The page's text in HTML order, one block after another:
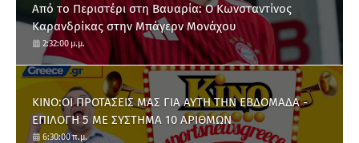
Από το Περιστέρι στη Βαυαρία: O Κωνσταντίνος
Καρανδρίκας στην Μπάγερν Μονάχου
2:32:00 μ.μ.
ΚΙΝΟ:ΟΙ ΠΡΟΤΑΣΕΙΣ ΜΑΣ ΓΙΑ ΑΥΤΗ ΤΗΝ ΕΒΔΟΜΑΔΑ -
ΕΠΙΛΟΓΗ 5 ΜΕ ΣΥΣΤΗΜΑ 10 ΑΡΙΘΜΩΝ
6:30:00 π.μ.